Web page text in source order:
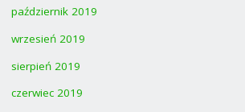
październik 2019
wrzesień 2019
sierpień 2019
czerwiec 2019